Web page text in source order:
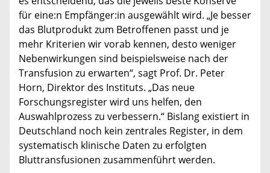
für eine:n Empfänger:in ausgewählt wird. „Je besser
das Blutprodukt zum Betroffenen passt und je
mehr Kriterien wir vorab kennen, desto weniger
Nebenwirkungen sind beispielsweise nach der
Transfusion zu erwarten“, sagt Prof. Dr. Peter
Horn, Direktor des Instituts. „Das neue
Forschungsregister wird uns helfen, den
Auswahlprozess zu verbessern.“ Bislang existiert in
Deutschland noch kein zentrales Register, in dem
systematisch klinische Daten zu erfolgten
Bluttransfusionen zusammenführt werden.